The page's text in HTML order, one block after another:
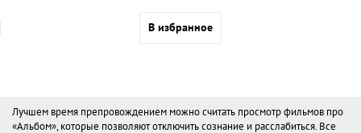
В избранное
Лучшем время препровождением можно считать просмотр фильмов про
«Альбом», которые позволяют отключить сознание и расслабиться. Все